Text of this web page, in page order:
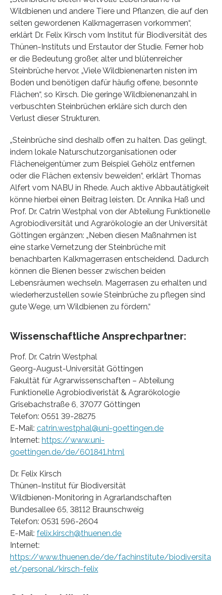
Wildbienen und andere Tiere und Pflanzen, die auf den
selten gewordenen Kalkmagerrasen vorkommen“,
erklärt Dr. Felix Kirsch vom Institut für Biodiversität des
Thünen-Instituts und Erstautor der Studie. Ferner hob
er die Bedeutung großer, alter und blütenreicher
Steinbrüche hervor. „Viele Wildbienenarten nisten im
Boden und benötigen dafür häufig offene, besonnte
Flächen“, so Kirsch. Die geringe Wildbienenanzahl in
verbuschten Steinbrüchen erkläre sich durch den
Verlust dieser Strukturen.
„Steinbrüche sind deshalb offen zu halten. Das gelingt,
indem lokale Naturschutzorganisationen oder
Flächeneigentümer zum Beispiel Gehölz entfernen
oder die Flächen extensiv beweiden“, erklärt Thomas
Alfert vom NABU in Rhede. Auch aktive Abbautätigkeit
könne hierbei einen Beitrag leisten. Dr. Annika Haß und
Prof. Dr. Catrin Westphal von der Abteilung Funktionelle
Agrobiodiversität und Agrarökologie an der Universität
Göttingen ergänzen: „Neben diesen Maßnahmen ist
eine starke Vernetzung der Steinbrüche mit
benachbarten Kalkmagerrasen entscheidend. Dadurch
können die Bienen besser zwischen beiden
Lebensräumen wechseln. Magerrasen zu erhalten und
wiederherzustellen sowie Steinbrüche zu pflegen sind
gute Wege, um Wildbienen zu fördern.“
Wissenschaftliche Ansprechpartner:
Prof. Dr. Catrin Westphal
Georg-August-Universität Göttingen
Fakultät für Agrarwissenschaften – Abteilung
Funktionelle Agrobiodiveristät & Agrarökologie
Grisebachstraße 6, 37077 Göttingen
Telefon: 0551 39-28275
E-Mail: catrin.westphal@uni-goettingen.de
Internet: https://www.uni-
goettingen.de/de/601841.html
Dr. Felix Kirsch
Thünen-Institut für Biodiversität
Wildbienen-Monitoring in Agrarlandschaften
Bundesallee 65, 38112 Braunschweig
Telefon: 0531 596-2604
E-Mail: felix.kirsch@thuenen.de
Internet:
https://www.thuenen.de/de/fachinstitute/biodiversita
et/personal/kirsch-felix